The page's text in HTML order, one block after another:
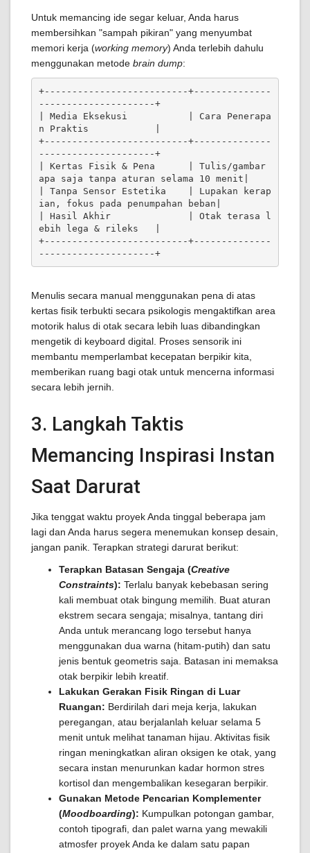
Untuk memancing ide segar keluar, Anda harus
membersihkan "sampah pikiran" yang menyumbat
memori kerja (working memory) Anda terlebih dahulu
menggunakan metode brain dump:
+--------------------------+--------------
---------------------+
| Media Eksekusi           | Cara Penerapa
n Praktis            |
+--------------------------+--------------
---------------------+
| Kertas Fisik & Pena      | Tulis/gambar
apa saja tanpa aturan selama 10 menit|
| Tanpa Sensor Estetika    | Lupakan kerap
ian, fokus pada penumpahan beban|
| Hasil Akhir              | Otak terasa l
ebih lega & rileks   |
+--------------------------+--------------
---------------------+
Menulis secara manual menggunakan pena di atas
kertas fisik terbukti secara psikologis mengaktifkan area
motorik halus di otak secara lebih luas dibandingkan
mengetik di keyboard digital. Proses sensorik ini
membantu memperlambat kecepatan berpikir kita,
memberikan ruang bagi otak untuk mencerna informasi
secara lebih jernih.
3. Langkah Taktis
Memancing Inspirasi Instan
Saat Darurat
Jika tenggat waktu proyek Anda tinggal beberapa jam
lagi dan Anda harus segera menemukan konsep desain,
jangan panik. Terapkan strategi darurat berikut:
Terapkan Batasan Sengaja (Creative
Constraints): Terlalu banyak kebebasan sering
kali membuat otak bingung memilih. Buat aturan
ekstrem secara sengaja; misalnya, tantang diri
Anda untuk merancang logo tersebut hanya
menggunakan dua warna (hitam-putih) dan satu
jenis bentuk geometris saja. Batasan ini memaksa
otak berpikir lebih kreatif.
Lakukan Gerakan Fisik Ringan di Luar
Ruangan: Berdirilah dari meja kerja, lakukan
peregangan, atau berjalanlah keluar selama 5
menit untuk melihat tanaman hijau. Aktivitas fisik
ringan meningkatkan aliran oksigen ke otak, yang
secara instan menurunkan kadar hormon stres
kortisol dan mengembalikan kesegaran berpikir.
Gunakan Metode Pencarian Komplementer
(Moodboarding): Kumpulkan potongan gambar,
contoh tipografi, dan palet warna yang mewakili
atmosfer proyek Anda ke dalam satu papan